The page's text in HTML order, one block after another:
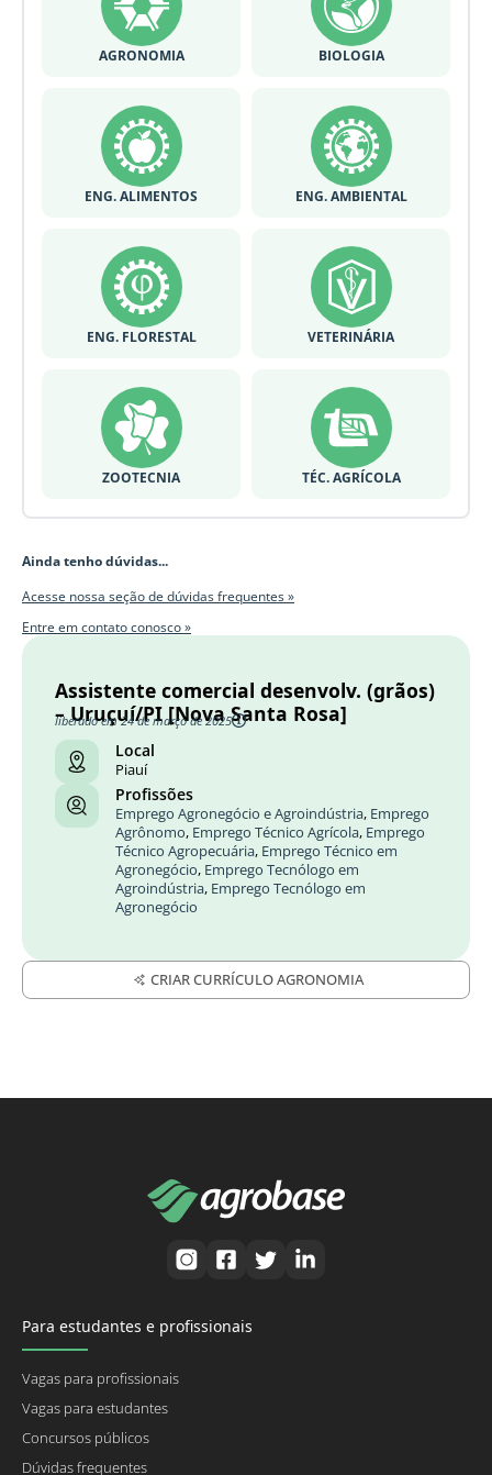
AGRONOMIA BIOLOGIA
ENG. ALIMENTOS ENG. AMBIENTAL
ENG. FLORESTAL VETERINÁRIA
ZOOTECNIA TÉC. AGRÍCOLA
Ainda tenho dúvidas...
Acesse nossa seção de dúvidas frequentes »
Entre em contato conosco »
Assistente comercial desenvolv. (grãos)
– Uruçuí/PI [Nova Santa Rosa]
liberado em 24 de março de 2025
Local
Piauí
Profissões
Emprego Agronegócio e Agroindústria, Emprego
Agrônomo, Emprego Técnico Agrícola, Emprego
Técnico Agropecuária, Emprego Técnico em
Agronegócio, Emprego Tecnólogo em
Agroindústria, Emprego Tecnólogo em
Agronegócio
CRIAR CURRÍCULO AGRONOMIA
Para estudantes e profissionais
Vagas para profissionais
Vagas para estudantes
Concursos públicos
Dúvidas frequentes